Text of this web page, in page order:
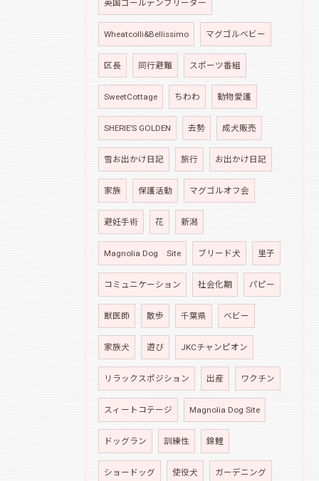
英国ゴールデンブリーダー
Wheatcolli&Bellissimo マグゴルベビー
区長 同行避難 スポーツ番組
SweetCottage ちわわ 動物愛護
SHERIE’S GOLDEN 去勢 成犬販売
雪お出かけ日記 旅行 お出かけ日記
家族 保護活動 マグゴルオフ会
避妊手術 花 新潟
Magnolia Dog Site ブリード犬 里子
コミュニケーション 社会化期 パピー
獣医師 散歩 千葉県 ベビー
家族犬 遊び JKCチャンピオン
リラックスポジション 出産 ワクチン
スィートコテージ Magnolia Dog Site
ドッグラン 訓練性 錦鯉
ショードッグ 使役犬 ガーデニング